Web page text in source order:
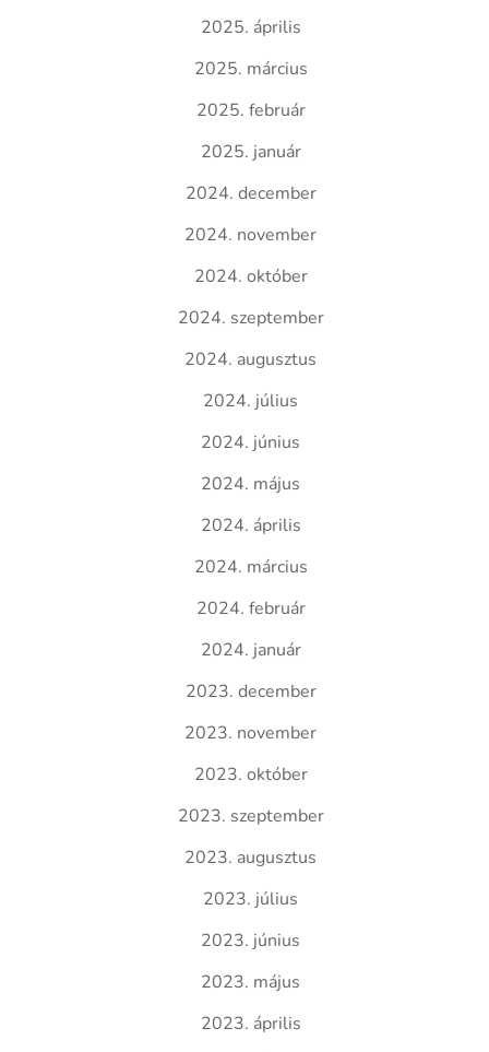
2025. április
2025. március
2025. február
2025. január
2024. december
2024. november
2024. október
2024. szeptember
2024. augusztus
2024. július
2024. június
2024. május
2024. április
2024. március
2024. február
2024. január
2023. december
2023. november
2023. október
2023. szeptember
2023. augusztus
2023. július
2023. június
2023. május
2023. április